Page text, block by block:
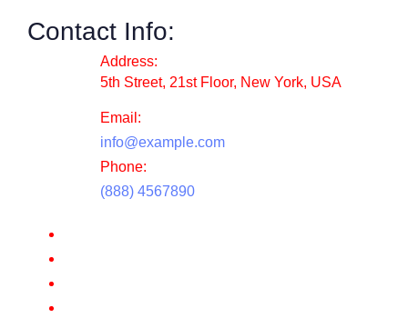
Contact Info:
Address:
5th Street, 21st Floor, New York, USA
Email:
info@example.com
Phone:
(888) 4567890